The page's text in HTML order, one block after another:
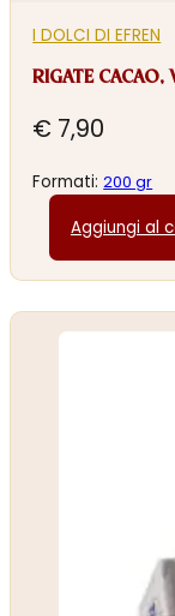
I DOLCI DI EFREN
RIGATE CACAO,
€ 7,90
Formati:200 gr
Aggiungi al